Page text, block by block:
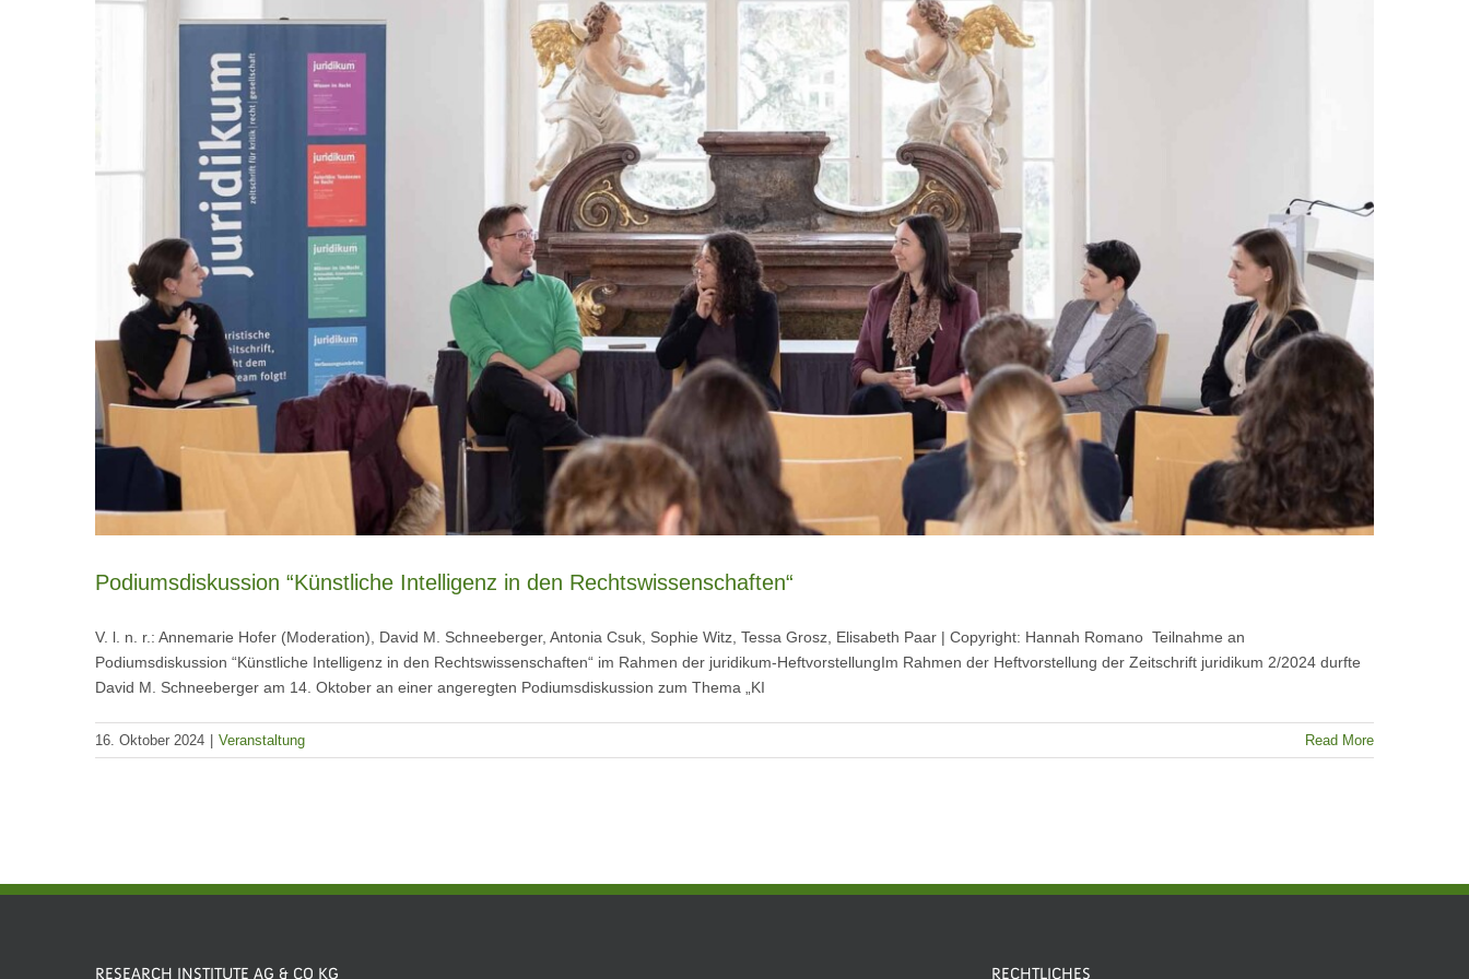
Podiumsdiskussion “Künstliche Intelligenz in den Rechtswissenschaften“
V. l. n. r.: Annemarie Hofer (Moderation), David M. Schneeberger, Antonia Csuk, Sophie Witz, Tessa Grosz, Elisabeth Paar | Copyright: Hannah Romano Teilnahme an
Podiumsdiskussion “Künstliche Intelligenz in den Rechtswissenschaften“ im Rahmen der juridikum-HeftvorstellungIm Rahmen der Heftvorstellung der Zeitschrift juridikum 2/2024 durfte
David M. Schneeberger am 14. Oktober an einer angeregten Podiumsdiskussion zum Thema „KI
16. Oktober 2024 Veranstaltung Read More
RESEARCH INSTITUTE AG & CO KG RECHTLICHES